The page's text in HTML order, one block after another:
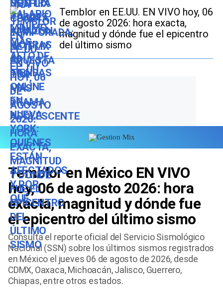
Temblor en EE.UU. EN VIVO hoy, 06
de agosto 2026: hora exacta,
magnitud y dónde fue el epicentro
del último sismo